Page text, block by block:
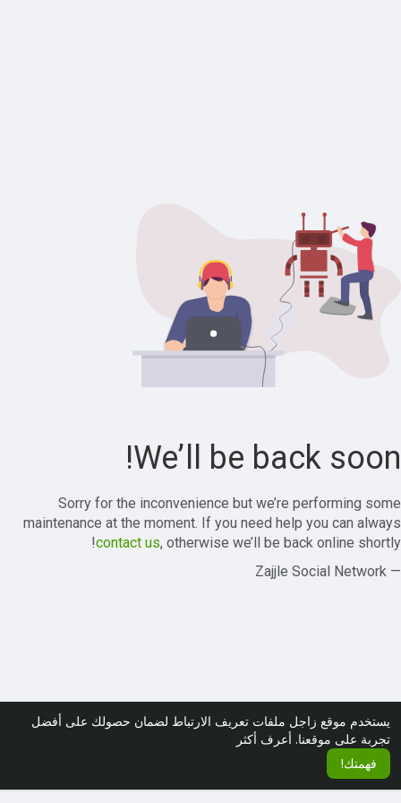
يستخدم موقع زاجل ملفات تعريف الارتباط لضمان حصولك على أفضل
تجربة على موقعنا. أعرف أكثر
فهمتك!
We’ll be back soon!
Sorry for the inconvenience but we’re performing some
maintenance at the moment. If you need help you can always
contact us, otherwise we’ll be back online shortly!
— Zajjle Social Network